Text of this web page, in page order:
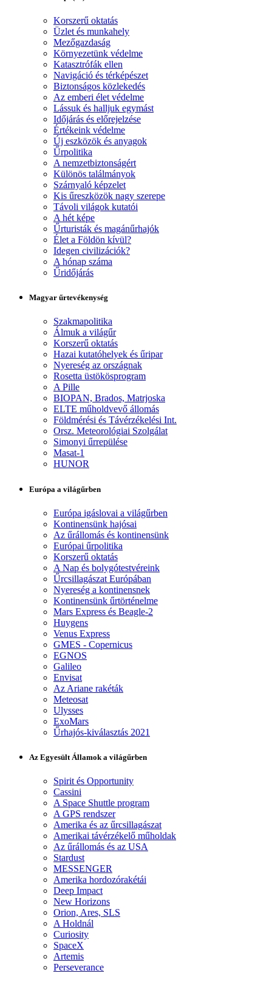
Korszerű oktatás
Üzlet és munkahely
Mezőgazdaság
Környezetünk védelme
Katasztrófák ellen
Navigáció és térképészet
Biztonságos közlekedés
Az emberi élet védelme
Lássuk és halljuk egymást
Időjárás és előrejelzése
Értékeink védelme
Új eszközök és anyagok
Űrpolitika
A nemzetbiztonságért
Különös találmányok
Szárnyaló képzelet
Kis űreszközök nagy szerepe
Távoli világok kutatói
A hét képe
Űrturisták és magánűrhajók
Élet a Földön kívül?
Idegen civilizációk?
A hónap száma
Űridőjárás
Magyar űrtevékenység
Szakmapolitika
Álmuk a világűr
Korszerű oktatás
Hazai kutatóhelyek és űripar
Nyereség az országnak
Rosetta üstökösprogram
A Pille
BIOPAN, Brados, Matrjoska
ELTE műholdvevő állomás
Földmérési és Távérzékelési Int.
Orsz. Meteorológiai Szolgálat
Simonyi űrrepülése
Masat-1
HUNOR
Európa a világűrben
Európa igáslovai a világűrben
Kontinensünk hajósai
Az űrállomás és kontinensünk
Európai űrpolitika
Korszerű oktatás
A Nap és bolygótestvéreink
Űrcsillagászat Európában
Nyereség a kontinensnek
Kontinensünk űrtörténelme
Mars Express és Beagle-2
Huygens
Venus Express
GMES - Copernicus
EGNOS
Galileo
Envisat
Az Ariane rakéták
Meteosat
Ulysses
ExoMars
Űrhajós-kiválasztás 2021
Az Egyesült Államok a világűrben
Spirit és Opportunity
Cassini
A Space Shuttle program
A GPS rendszer
Amerika és az űrcsillagászat
Amerikai távérzékelő műholdak
Az űrállomás és az USA
Stardust
MESSENGER
Amerika hordozórakétái
Deep Impact
New Horizons
Orion, Ares, SLS
A Holdnál
Curiosity
SpaceX
Artemis
Perseverance